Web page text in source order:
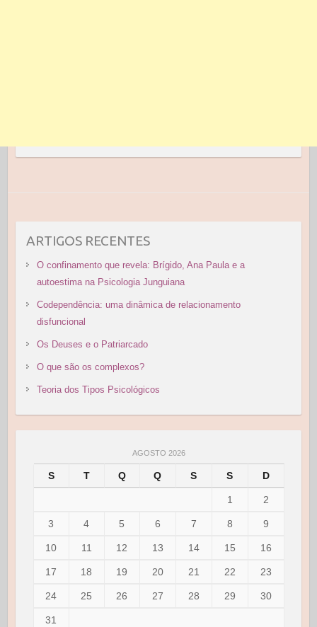
ARTIGOS RECENTES
O confinamento que revela: Brígido, Ana Paula e a
autoestima na Psicologia Junguiana
Codependência: uma dinâmica de relacionamento
disfuncional
Os Deuses e o Patriarcado
O que são os complexos?
Teoria dos Tipos Psicológicos
AGOSTO 2026
S T Q Q S S D
1 2
3 4 5 6 7 8 9
10 11 12 13 14 15 16
17 18 19 20 21 22 23
24 25 26 27 28 29 30
31